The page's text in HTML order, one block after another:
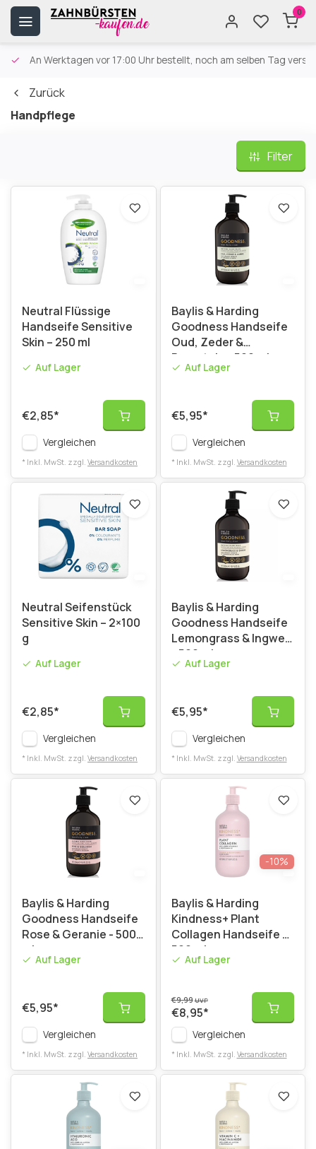
0
An Werktagen vor 17:00 Uhr bestellt, noch am selben Tag
Zurück
Handpflege
Filter
Neutral Flüssige
Handseife Sensitive
Skin – 250 ml
Auf Lager
€2,85*
Vergleichen
* Inkl. MwSt. zzgl. Versandkosten
Baylis & Harding
Goodness Handseife
Oud, Zeder &
Bernstein - 500 ml
Auf Lager
€5,95*
Vergleichen
* Inkl. MwSt. zzgl. Versandkosten
Neutral Seifenstück
Sensitive Skin – 2×100
g
Auf Lager
€2,85*
Vergleichen
* Inkl. MwSt. zzgl. Versandkosten
Baylis & Harding
Goodness Handseife
Lemongrass & Ingwer
- 500 ml
Auf Lager
€5,95*
Vergleichen
* Inkl. MwSt. zzgl. Versandkosten
Baylis & Harding
Goodness Handseife
Rose & Geranie - 500
ml
Auf Lager
€5,95*
Vergleichen
* Inkl. MwSt. zzgl. Versandkosten
-10%
Baylis & Harding
Kindness+ Plant
Collagen Handseife –
500 ml
Auf Lager
€9,99UVP
€8,95*
Vergleichen
* Inkl. MwSt. zzgl. Versandkosten